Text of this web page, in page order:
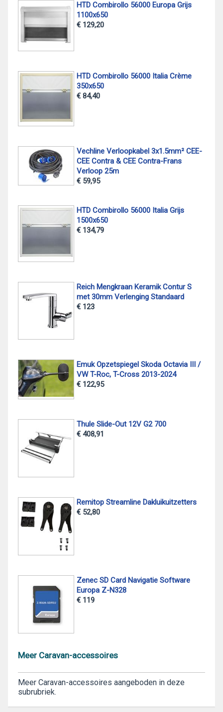
HTD Combirollo 56000 Europa Grijs
1100x650
€ 129,20
HTD Combirollo 56000 Italia Crème
350x650
€ 84,40
Vechline Verloopkabel 3x1.5mm² CEE-
CEE Contra & CEE Contra-Frans
Verloop 25m
€ 59,95
HTD Combirollo 56000 Italia Grijs
1500x650
€ 134,79
Reich Mengkraan Keramik Contur S
met 30mm Verlenging Standaard
€ 123
Emuk Opzetspiegel Skoda Octavia III /
VW T-Roc, T-Cross 2013-2024
€ 122,95
Thule Slide-Out 12V G2 700
€ 408,91
Remitop Streamline Dakluikuitzetters
€ 52,80
Zenec SD Card Navigatie Software
Europa Z-N328
€ 119
Meer Caravan-accessoires
Meer Caravan-accessoires aangeboden in deze
subrubriek.